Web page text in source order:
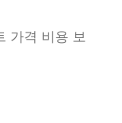
가격 비용 보